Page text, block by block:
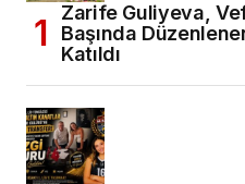
Zarife Guliyeva,
Başında
Katıldı